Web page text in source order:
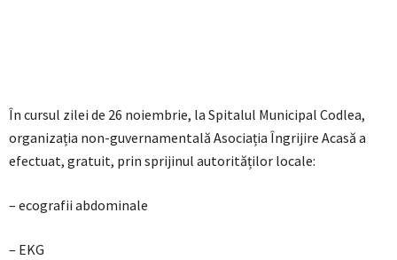
În cursul zilei de 26 noiembrie, la Spitalul Municipal Codlea,
organizația non-guvernamentală Asociația Îngrijire Acasă a
efectuat, gratuit, prin sprijinul autorităților locale:
– ecografii abdominale
– EKG